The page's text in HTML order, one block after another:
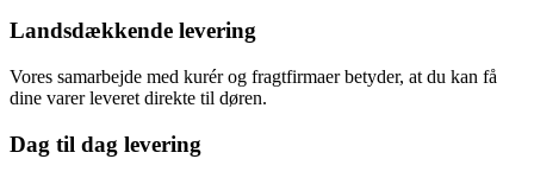
Landsdækkende levering
Vores samarbejde med kurér og fragtfirmaer betyder, at du kan få
dine varer leveret direkte til døren.
Dag til dag levering